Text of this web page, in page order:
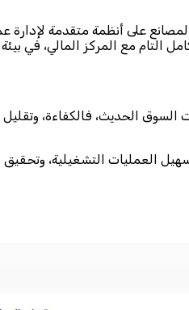
على أنظمة متقدمة لإدارة
التام مع المركز المالي، في
السوق الحديث، فالكفاءة،